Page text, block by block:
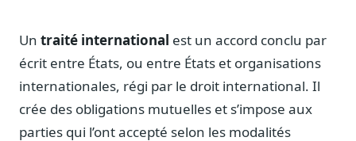
Notes, briefings, tableaux de bord
Fiches parlementaires
Parcours, mandats, prises de position
Registre HATVP
Cartographier l'influence sur un dossier
Un traité international est un accord conclu par
écrit entre États, ou entre États et organisations
internationales, régi par le droit international. Il
crée des obligations mutuelles et s’impose aux
parties qui l’ont accepté selon les modalités